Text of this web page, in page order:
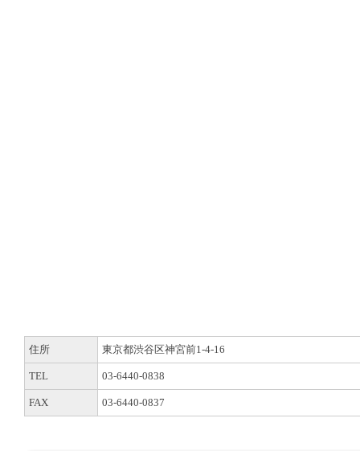
住所 東京都渋谷区神宮前1-4-16
TEL 03-6440-0838
FAX 03-6440-0837